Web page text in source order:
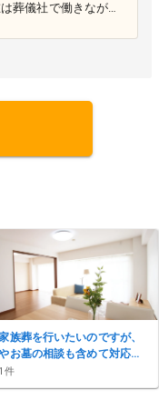
葬儀社で働きながら
た気づきや学びを、
の岐路に立つ方々に
ています。 <a href=
o
族葬を行いたいのですが、
お墓の相談も含めて対応可
？
1 件